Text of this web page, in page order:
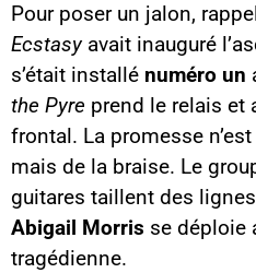
Pour poser un jalon,
Ecstasyavait inauguré
s’était installé numéro un
the Pyre prend le relais et
frontal. La promesse
mais de la braise. Le
guitares taillent des
Abigail Morris se déploie
tragédienne.